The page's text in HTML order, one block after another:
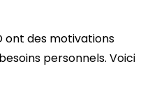
ont des motivations
personnels. Voici